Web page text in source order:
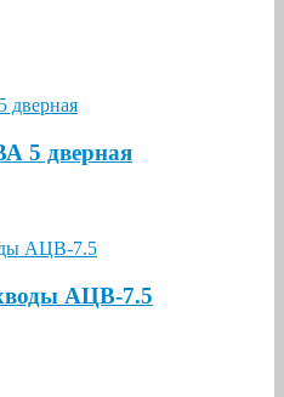
5 дверная
АЦВ-7.5